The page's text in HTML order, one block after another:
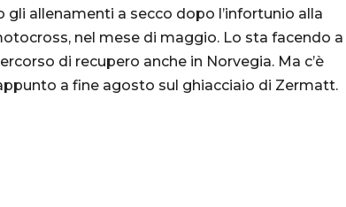
gli allenamenti a secco dopo l’infortunio alla
nel mese di maggio. Lo sta facendo a
di recupero anche in Norvegia. Ma c’è
a fine agosto sul ghiacciaio di Zermatt.